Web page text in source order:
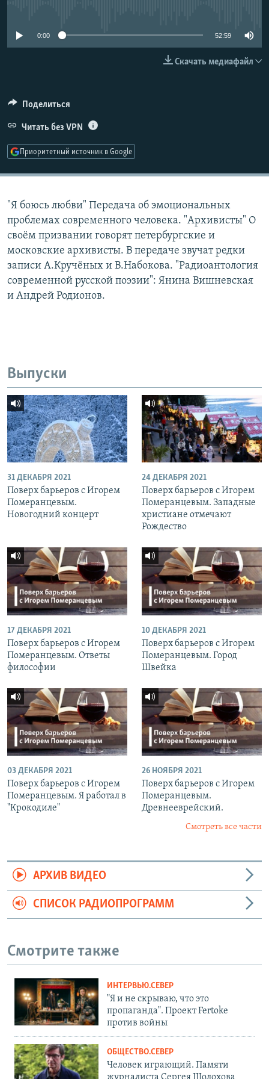
ПОДПИШИТЕСЬ НА РАССЫЛКУ
Все сайты РСЕ/РС
0:00 52:59
Скачать медиафайл
Поделиться
Читать без VPN
Приоритетный источник в Google
"Я боюсь любви" Передача об эмоциональных
проблемах современного человека. "Архивисты" О
своём призвании говорят петербургские и
московские архивисты. В передаче звучат редки
записи А.Кручёных и В.Набокова. "Радиоантология
современной русской поэзии": Янина Вишневская
и Андрей Родионов.
Выпуски
31 ДЕКАБРЯ 2021
Поверх барьеров с Игорем
Померанцевым.
Новогодний концерт
24 ДЕКАБРЯ 2021
Поверх барьеров с Игорем
Померанцевым. Западные
христиане отмечают
Рождество
17 ДЕКАБРЯ 2021
Поверх барьеров с Игорем
Померанцевым. Ответы
философии
10 ДЕКАБРЯ 2021
Поверх барьеров с Игорем
Померанцевым. Город
Швейка
03 ДЕКАБРЯ 2021
Поверх барьеров с Игорем
Померанцевым. Я работал в
"Крокодиле"
26 НОЯБРЯ 2021
Поверх барьеров с Игорем
Померанцевым.
Древнееврейский.
Смотреть все части
АРХИВ ВИДЕО
СПИСОК РАДИОПРОГРАММ
Смотрите также
ИНТЕРВЬЮ.СЕВЕР
"Я и не скрываю, что это
пропаганда". Проект Fertoke
против войны
ОБЩЕСТВО.СЕВЕР
Человек играющий. Памяти